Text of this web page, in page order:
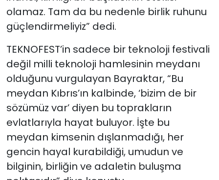
olamaz. Tam da bu nedenle birlik ruhunu
güçlendirmeliyiz” dedi.
TEKNOFEST’in sadece bir teknoloji festivali
değil milli teknoloji hamlesinin meydanı
olduğunu vurgulayan Bayraktar, “Bu
meydan Kıbrıs’ın kalbinde, ‘bizim de bir
sözümüz var’ diyen bu toprakların
evlatlarıyla hayat buluyor. İşte bu
meydan kimsenin dışlanmadığı, her
gencin hayal kurabildiği, umudun ve
bilginin, birliğin ve adaletin buluşma